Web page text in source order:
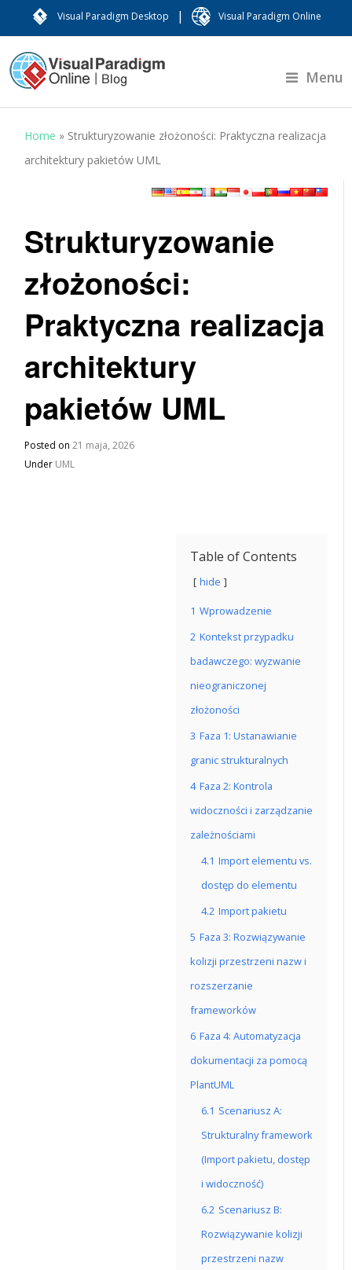
Visual Paradigm Desktop | Visual Paradigm Online
Menu
Home » Strukturyzowanie złożoności: Praktyczna realizacja
architektury pakietów UML
Strukturyzowanie
złożoności:
Praktyczna realizacja
architektury
pakietów UML
Posted on21 maja, 2026
Under UML
Table of Contents
hide
1 Wprowadzenie
2 Kontekst przypadku
badawczego: wyzwanie
nieograniczonej
złożoności
3 Faza 1: Ustanawianie
granic strukturalnych
4 Faza 2: Kontrola
widoczności i zarządzanie
zależnościami
4.1 Import elementu vs.
dostęp do elementu
4.2 Import pakietu
5 Faza 3: Rozwiązywanie
kolizji przestrzeni nazw i
rozszerzanie
frameworków
6 Faza 4: Automatyzacja
dokumentacji za pomocą
PlantUML
6.1 Scenariusz A:
Strukturalny framework
(Import pakietu, dostęp
i widoczność)
6.2 Scenariusz B:
Rozwiązywanie kolizji
przestrzeni nazw